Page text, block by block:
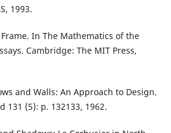
1993.
Frame. In The Mathematics of the
Cambridge: The MIT Press,
and Walls: An Approach to Design.
131 (5): p. 132133, 1962.